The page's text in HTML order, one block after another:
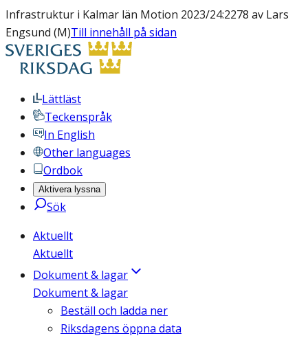
Infrastruktur i Kalmar län Motion 2023/24:2278 av Lars
Engsund (M)Till innehåll på sidan
Lättläst
Teckenspråk
In English
Other languages
Ordbok
Aktivera lyssna
Sök
Aktuellt
Aktuellt
Dokument & lagar
Dokument & lagar
Beställ och ladda ner
Riksdagens öppna data